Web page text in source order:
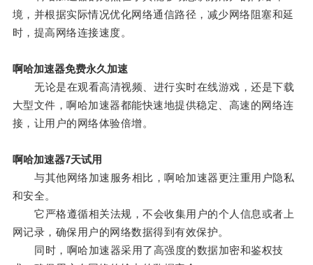
境，并根据实际情况优化网络通信路径，减少网络阻塞和延
时，提高网络连接速度。
啊哈加速器免费永久加速
无论是在观看高清视频、进行实时在线游戏，还是下载
大型文件，啊哈加速器都能快速地提供稳定、高速的网络连
接，让用户的网络体验倍增。
啊哈加速器7天试用
与其他网络加速服务相比，啊哈加速器更注重用户隐私
和安全。
它严格遵循相关法规，不会收集用户的个人信息或者上
网记录，确保用户的网络数据得到有效保护。
同时，啊哈加速器采用了高强度的数据加密和鉴权技